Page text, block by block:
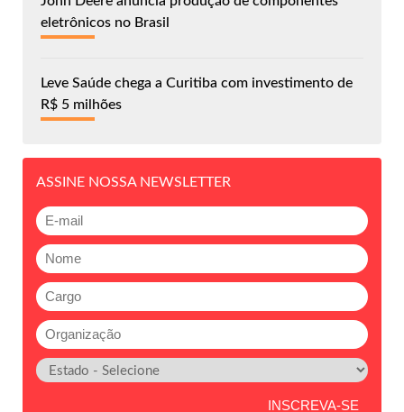
eletrônicos no Brasil
Leve Saúde chega a Curitiba com investimento de
R$ 5 milhões
ASSINE NOSSA NEWSLETTER